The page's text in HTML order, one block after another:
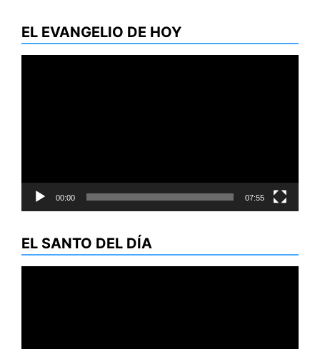
EL EVANGELIO DE HOY
00:00 07:55
EL SANTO DEL DÍA